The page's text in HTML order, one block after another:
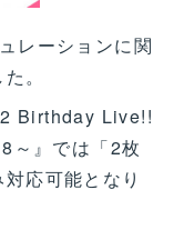
レーションに関
。
Birthday Live!!
～』では「2枚
応可能となり